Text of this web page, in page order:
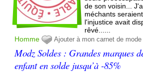
de son voisin...
méchants
l'injustice avait
rêvé......
Homme
Ajouter à mon carnet de mode
Modz Soldes : Grandes marques
enfant en solde jusqu’à -85%